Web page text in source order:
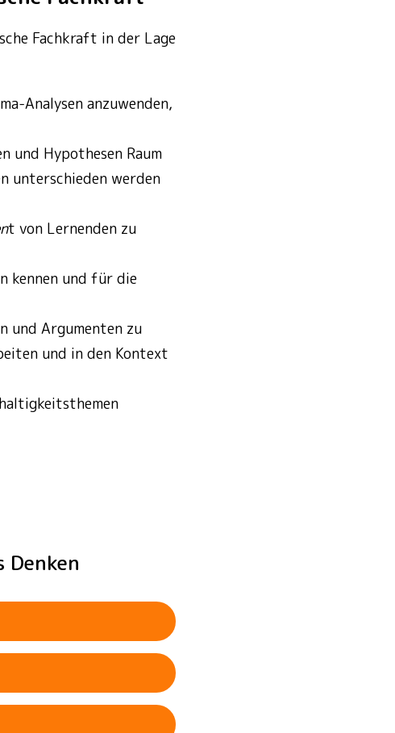
Fachkraft in der Lage
Analysen anzuwenden,
und Hypothesen Raum
unterschieden werden
t von Lernenden zu
kennen und für die
und Argumenten zu
und in den Kontext